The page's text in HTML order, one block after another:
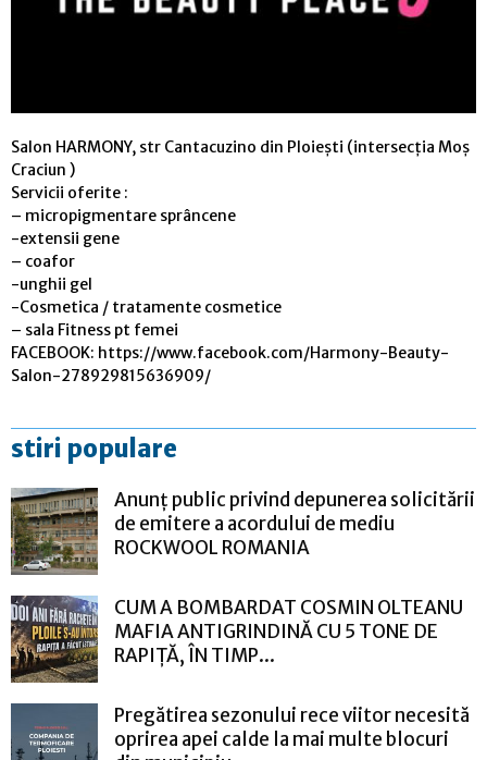
Salon HARMONY, str Cantacuzino din Ploiești (intersecția Moș
Craciun )
Servicii oferite :
– micropigmentare sprâncene
-extensii gene
– coafor
-unghii gel
-Cosmetica / tratamente cosmetice
– sala Fitness pt femei
FACEBOOK: https://www.facebook.com/Harmony-Beauty-
Salon-278929815636909/
stiri populare
Anunț public privind depunerea solicitării
de emitere a acordului de mediu
ROCKWOOL ROMANIA
CUM A BOMBARDAT COSMIN OLTEANU
MAFIA ANTIGRINDINĂ CU 5 TONE DE
RAPIȚĂ, ÎN TIMP...
Pregătirea sezonului rece viitor necesită
oprirea apei calde la mai multe blocuri